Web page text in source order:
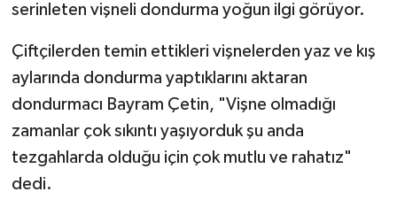
serinleten vişneli dondurma yoğun ilgi görüyor.
Çiftçilerden temin ettikleri vişnelerden yaz ve kış
aylarında dondurma yaptıklarını aktaran
dondurmacı Bayram Çetin, "Vişne olmadığı
zamanlar çok sıkıntı yaşıyorduk şu anda
tezgahlarda olduğu için çok mutlu ve rahatız"
dedi.
TEKNOLOJİ
YAŞAM